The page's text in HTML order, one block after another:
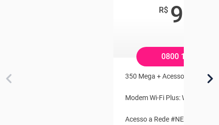
R$ 99
0800 100 2121
350 Mega + Acesso a
Modem Wi-Fi Plus: Wi-Fi fora
Acesso a Rede #NET-CLARO-